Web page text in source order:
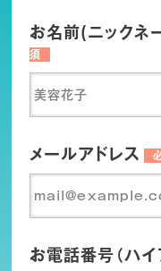
お名前(ニックネ
須
メールアドレス
お電話番号（ハイ